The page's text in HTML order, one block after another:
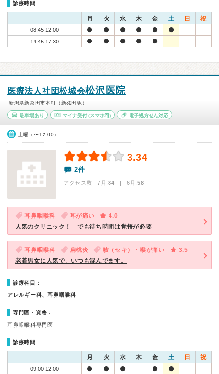
診療時間
月 火 水 木 金 土 日 祝
08:45-12:00
14:45-17:30
医療法人社団松城会松沢医院
新潟県新発田市本町（新発田駅）
駐車場あり マイナ受付(スマホ可) 電子処方せん対応
土曜（〜12:00）
3.34
2件
アクセス数 7月:84 | 6月:58
耳鼻咽喉科 耳が痛い
4.0
人気のクリニック！ でも待ち時間は覚悟が必要
耳鼻咽喉科 扁桃炎 咳（セキ）・喉が痛い
3.5
老若男女に人気で、いつも混んでます。
診療科目：
アレルギー科、耳鼻咽喉科
専門医・資格：
耳鼻咽喉科専門医
診療時間
月 火 水 木 金 土 日 祝
09:00-12:00